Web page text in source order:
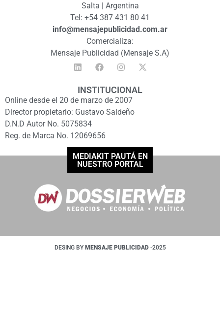
Salta | Argentina
Tel: +54 387 431 80 41
info@mensajepublicidad.com.ar
Comercializa:
Mensaje Publicidad (Mensaje S.A)
INSTITUCIONAL
Online desde el 20 de marzo de 2007
Director propietario: Gustavo Saldeño
D.N.D Autor No. 5075834
Reg. de Marca No. 12069656
MEDIAKIT PAUTÁ EN
NUESTRO PORTAL
DESING BY MENSAJE PUBLICIDAD -2025